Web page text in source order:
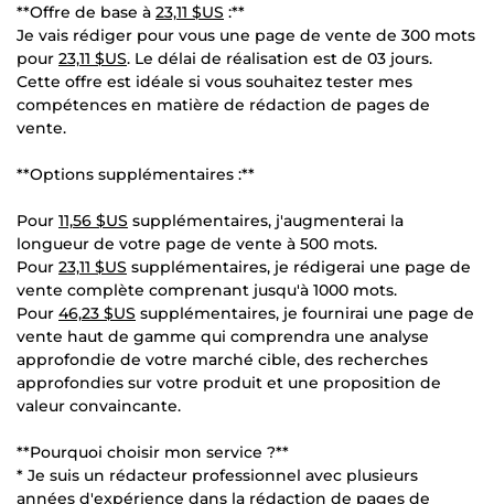
**Offre de base à 23,11 $US :**
Je vais rédiger pour vous une page de vente de 300 mots
pour 23,11 $US. Le délai de réalisation est de 03 jours.
Cette offre est idéale si vous souhaitez tester mes
compétences en matière de rédaction de pages de
vente.
**Options supplémentaires :**
Pour 11,56 $US supplémentaires, j'augmenterai la
longueur de votre page de vente à 500 mots.
Pour 23,11 $US supplémentaires, je rédigerai une page de
vente complète comprenant jusqu'à 1000 mots.
Pour 46,23 $US supplémentaires, je fournirai une page de
vente haut de gamme qui comprendra une analyse
approfondie de votre marché cible, des recherches
approfondies sur votre produit et une proposition de
valeur convaincante.
**Pourquoi choisir mon service ?**
* Je suis un rédacteur professionnel avec plusieurs
années d'expérience dans la rédaction de pages de